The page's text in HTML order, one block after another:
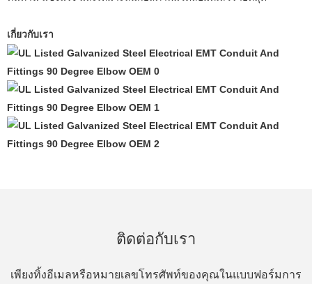
เกี่ยวกับเรา
ติดต่อกับเรา
เพียงทิ้งอีเมลหรือหมายเลขโทรศัพท์ของคุณในแบบฟอร์มการ